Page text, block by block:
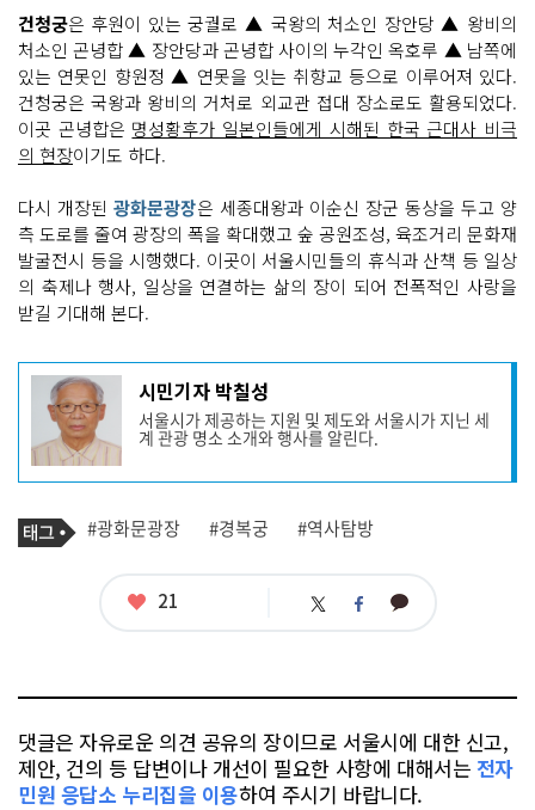
건청궁은 후원이 있는 궁궐로 ▲ 국왕의 처소인 장안당 ▲ 왕비의
처소인 곤녕합 ▲ 장안당과 곤녕합 사이의 누각인 옥호루 ▲ 남쪽에
있는 연못인 향원정 ▲ 연못을 잇는 취향교 등으로 이루어져 있다.
건청궁은 국왕과 왕비의 거처로 외교관 접대 장소로도 활용되었다.
이곳 곤녕합은 명성황후가 일본인들에게 시해된 한국 근대사 비극
의 현장이기도 하다.
다시 개장된 광화문광장은 세종대왕과 이순신 장군 동상을 두고 양
측 도로를 줄여 광장의 폭을 확대했고 숲 공원조성, 육조거리 문화재
발굴전시 등을 시행했다. 이곳이 서울시민들의 휴식과 산책 등 일상
의 축제나 행사, 일상을 연결하는 삶의 장이 되어 전폭적인 사랑을
받길 기대해 본다.
기
사
성
자
프
필
시민기자 박칠성
서울시가 제공하는 지원 및 제도와 서울시가 지닌 세
계 관광 명소 소개와 행사를 알린다.
기
사
태
그
#광화문광장 #경복궁 #역사탐방
좋
21 트 페 카
댓글은 자유로운 의견 공유의 장이므로 서울시에 대한 신고,
제안, 건의 등 답변이나 개선이 필요한 사항에 대해서는 전자
민원 응답소 누리집을 이용하여 주시기 바랍니다.